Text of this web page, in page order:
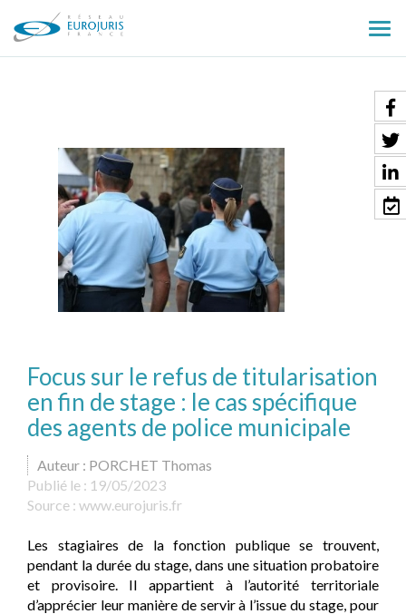
le
Focus sur le refus de titularisation
en fin de stage : le cas spécifique
des agents de police municipale
Auteur : PORCHET Thomas
Publié le : 19/05/2023
Source : www.eurojuris.fr
Les stagiaires de la fonction publique se trouvent,
pendant la durée du stage, dans une situation probatoire
et provisoire. Il appartient à l’autorité territoriale
d’apprécier leur manière de servir à l’issue du stage, pour